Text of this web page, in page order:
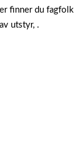
finner du fagfolk
utstyr, .